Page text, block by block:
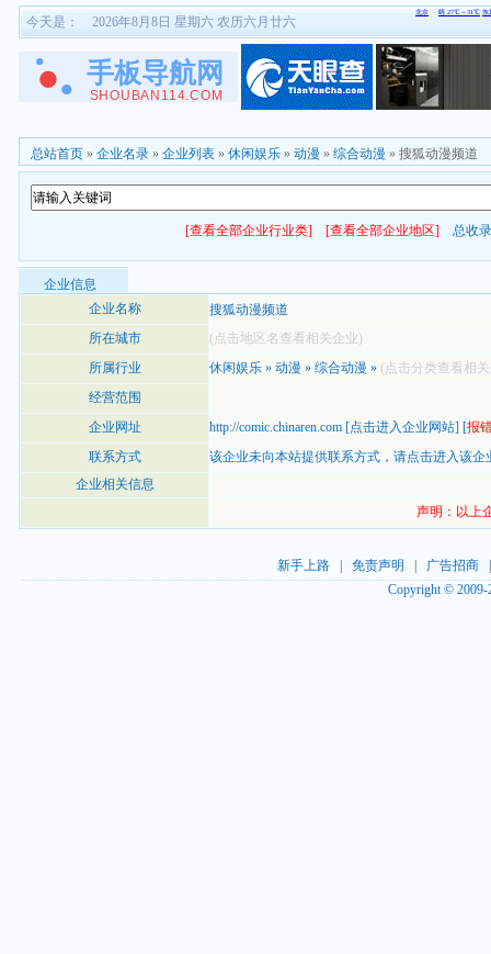
今天是： 2026年8月8日 星期六 农历六月廿六
总站首页 » 企业名录 » 企业列表 » 休闲娱乐 » 动漫 » 综合动漫 » 搜狐动漫频道
[查看全部企业行业类] [查看全部企业地区] 总收
企业信息
企业名称
搜狐动漫频道
所在城市
(点击地区名查看相关企业)
所属行业
休闲娱乐 » 动漫 » 综合动漫 » (点击分类查看相
经营范围
企业网址
http://comic.chinaren.com [点击进入企业网站] [报
联系方式
该企业未向本站提供联系方式， 请点击进入该企
企业相关信息
声明：以上
新手上路| 免责声明 广告招商
Copyright ©